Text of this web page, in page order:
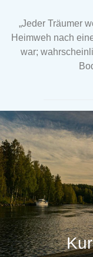
„Jeder Träumer
Heimweh nach
war;